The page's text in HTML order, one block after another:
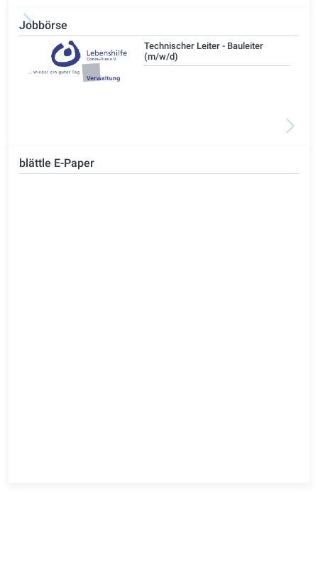
Jobbörse
Technischer Leiter - Bauleiter
(m/w/d)
blättle E-Paper